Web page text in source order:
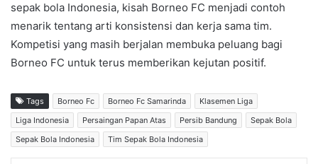
sepak bola Indonesia, kisah Borneo FC menjadi contoh
menarik tentang arti konsistensi dan kerja sama tim.
Kompetisi yang masih berjalan membuka peluang bagi
Borneo FC untuk terus memberikan kejutan positif.
Tags Borneo Fc Borneo Fc Samarinda
Klasemen Liga
Liga Indonesia
Persaingan Papan Atas Persib Bandung
Sepak Bola
Sepak Bola Indonesia
Tim Sepak Bola Indonesia